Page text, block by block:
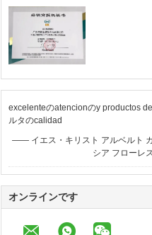
excelenteのatencionのy productos
ルタのcalidad
—— イエス・キリスト アルベルト
シア フローレ
オンラインです